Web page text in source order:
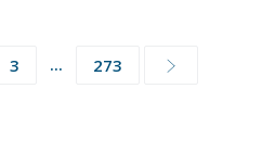
3 ... 273